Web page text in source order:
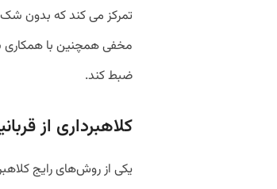
تمرکز می کند که بدون
مخفی همچنین با همکاری
ضبط کند.
کلاهبرداری از
یکی از روش‌های رایج